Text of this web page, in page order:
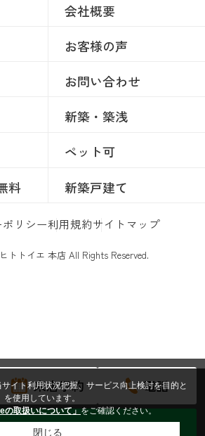
会社概要
お客様の声
お問い合わせ
新築・築浅
ペット可
料
新築戸建て
リシー利用規約サイトマップ
トトイエ 本店 All Rights Reserved.
来店予約 電話
クからお問い合わせする
イト利用状況把握、サービス向上検討を目的と
使用しています。
の取扱いについて」をご確認ください。
閉じる